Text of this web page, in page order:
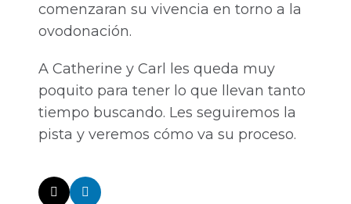
comenzaran su vivencia en torno a la
ovodonación.
A Catherine y Carl les queda muy
poquito para tener lo que llevan tanto
tiempo buscando. Les seguiremos la
pista y veremos cómo va su proceso.